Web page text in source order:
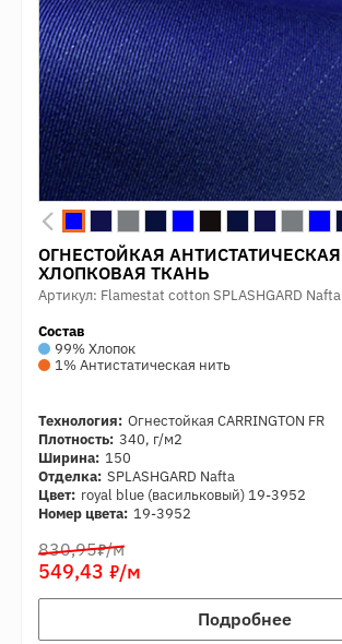
ОГНЕСТОЙКАЯ АНТИСТАТИЧЕСКАЯ
ХЛОПКОВАЯ ТКАНЬ
Артикул: Flamestat cotton SPLASHGARD Nafta
Состав
99% Хлопок
1% Антистатическая нить
Технология: Огнестойкая CARRINGTON FR
Плотность: 340, г/м2
Ширина: 150
Отделка: SPLASHGARD Nafta
Цвет: royal blue (васильковый) 19-3952
Номер цвета: 19-3952
549,43 7/м
830,957/м
Подробнее